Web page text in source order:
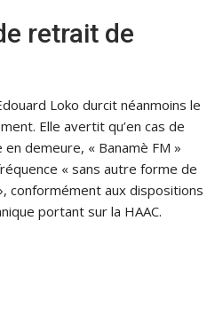
retrait de
Loko durcit néanmoins le
Elle avertit qu’en cas de
demeure, « Banamè FM »
« sans autre forme de
conformément aux dispositions
portant sur la HAAC.